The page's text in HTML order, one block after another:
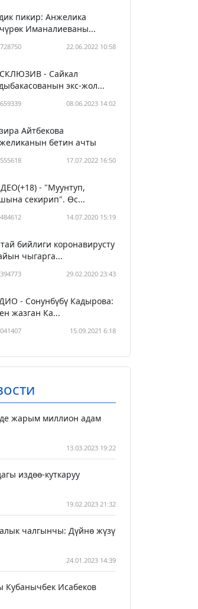
пикир: Анжелика
Иманалиеваны...
22.06.2022 10:58
- Сайкал
экс-жол...
08.06.2023 14:02
Айтбекова
бетин ачты
17.07.2022 16:50
- "Муунтуп,
секирип". Өс...
14.07.2020 15:19
бийлиги коронавирусту
чыгарга...
29.02.2020 23:43
- Сонунбүбү Кадырова:
жазган Ка...
15.09.2021 6:18
жарым миллион адам
13.03.2023 19:22
издөө-куткаруу
19.02.2023 21:32
чалгынчы: Дүйнө жүзү
24.01.2023 14:39
Кубанычбек Исабеков